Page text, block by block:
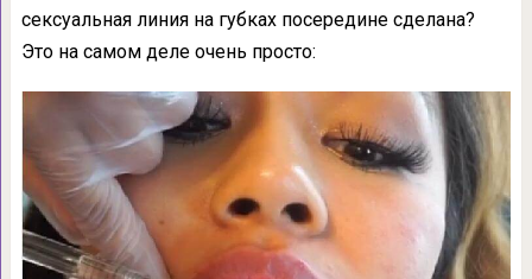
сексуальная линия на губках посередине сделана?
Это на самом деле очень просто: